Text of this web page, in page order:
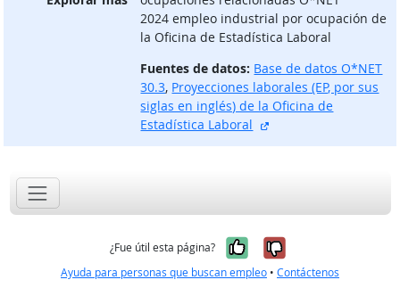
2024 empleo industrial por ocupación de
la Oficina de Estadística Laboral
Fuentes de datos: Base de datos O*NET
30.3, Proyecciones laborales (EP, por sus
siglas en inglés) de la Oficina de
Estadística Laboral
¿Fue útil esta página? Sí, fue útil
No, no fue
Ayuda para personas que buscan empleo • Contáctenos